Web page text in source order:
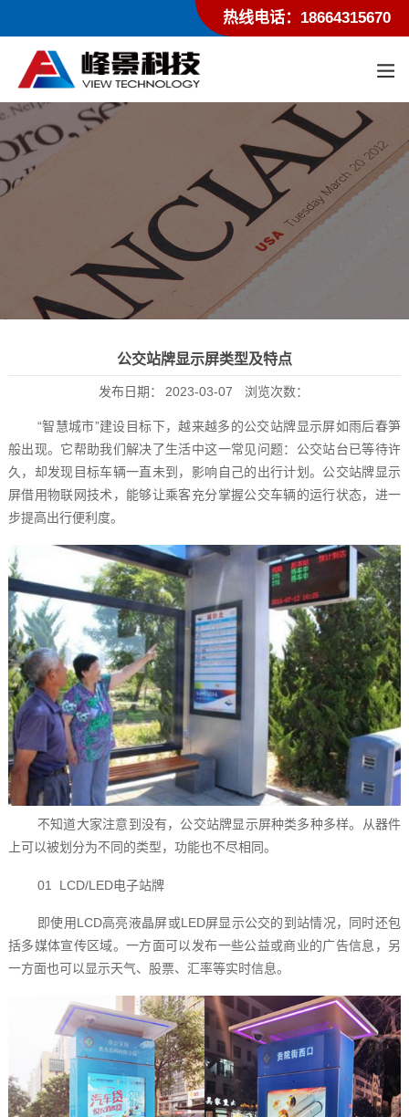
热线电话：18664315670
公交站牌显示屏类型及特点
发布日期： 2023-03-07 浏览次数：
“智慧城市”建设目标下，越来越多的公交站牌显示屏如雨后春笋
般出现。它帮助我们解决了生活中这一常见问题：公交站台已等待许
久，却发现目标车辆一直未到，影响自己的出行计划。公交站牌显示
屏借用物联网技术，能够让乘客充分掌握公交车辆的运行状态，进一
步提高出行便利度。
不知道大家注意到没有，公交站牌显示屏种类多种多样。从器件
上可以被划分为不同的类型，功能也不尽相同。
01 LCD/LED电子站牌
即使用LCD高亮液晶屏或LED屏显示公交的到站情况，同时还包
括多媒体宣传区域。一方面可以发布一些公益或商业的广告信息，另
一方面也可以显示天气、股票、汇率等实时信息。